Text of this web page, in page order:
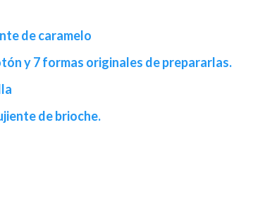
de caramelo
y 7 formas originales de prepararlas.
de brioche.